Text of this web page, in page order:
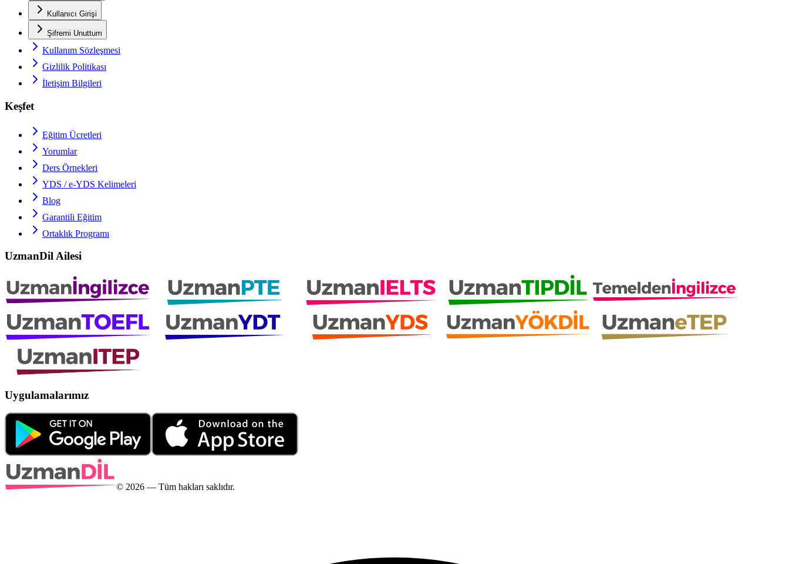
Kullanıcı Girişi
Şifremi Unuttum
Kullanım Sözleşmesi
Gizlilik Politikası
İletişim Bilgileri
Keşfet
Eğitim Ücretleri
Yorumlar
Ders Örnekleri
YDS / e-YDS Kelimeleri
Blog
Garantili Eğitim
Ortaklık Programı
UzmanDil Ailesi
Uygulamalarımız
© 2026 — Tüm hakları saklıdır.